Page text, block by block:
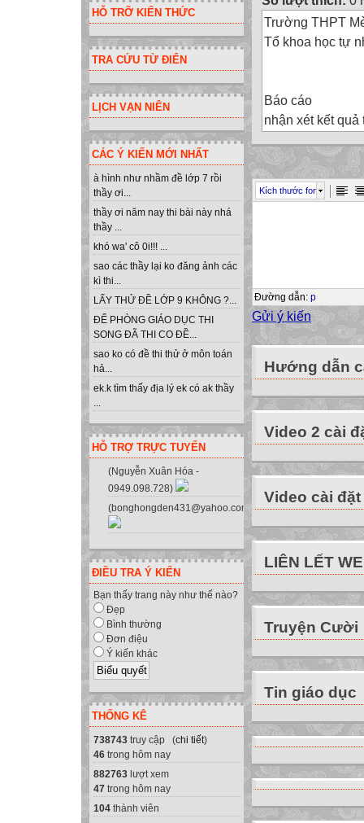
HỖ TRỠ KIẾN THỨC
TRA CỨU TỪ ĐIỂN
LỊCH VẠN NIÊN
CÁC Ý KIẾN MỚI NHẤT
à hình như nhầm đề lớp 7 rồi
thầy ơi...
thầy ơi năm nay thi bài này nhá
thầy ...
khó wa' cô 0i!!! ...
sao các thầy lại ko đăng ảnh các
kì thi...
LẤY THỬ ĐỀ LỚP 9 KHÔNG ?...
ĐỂ PHÒNG GIÁO DỤC THI
SONG ĐÃ THI CO ĐỀ...
sao ko có đề thi thử ở môn toán
hả...
ek.k tìm thấy địa lý ek có ak thầy
...
HỖ TRỢ TRỰC TUYẾN
(Nguyễn Xuân Hóa -
0949.098.728)
(bonghongden431@yahoo.com.vn)
ĐIỀU TRA Ý KIẾN
Bạn thấy trang này như thế nào?
Đẹp
Bình thường
Đơn điệu
Ý kiến khác
THỐNG KÊ
738743 truy cập (chi tiết)
46 trong hôm nay
882763 lượt xem
47 trong hôm nay
104 thành viên
Trường THPT
Tổ khoa học tự
Báo cáo
nhận xét kết
Kính gửi: - Hội
- Tổ Tự nhiên
Mèo Vạc tôi
Phương - áo
Qua thời gian
chí Phạm Việt
11B + Chủ
như sau:
- Đồng chí
mọi chủ trương,
nghiêm túc nội
- Có tinh thần tự
- Quan hệ với
lành mạnh được
2. Về năng lực,
- Trong thời
hoạt chuyên
nhiệm vụ được
* Về hồ sơ
- Giáo án: Soạn
mẫu quy định,
lên lớp.
- Lịch báo
- Kế hoạch
Kích thước font
Đường dẫn: p
Gửi ý kiến
Hướng dẫn
Video 2 cài
Video cài đặt
LIÊN LẾT
Truyện Cười
Tin giáo dục